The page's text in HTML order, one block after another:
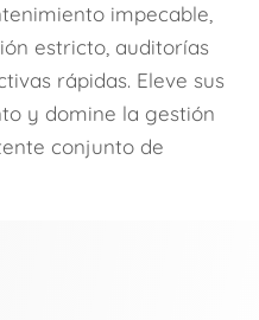
impecable,
estricto, auditorías
rápidas. Eleve sus
y domine la gestión
conjunto de